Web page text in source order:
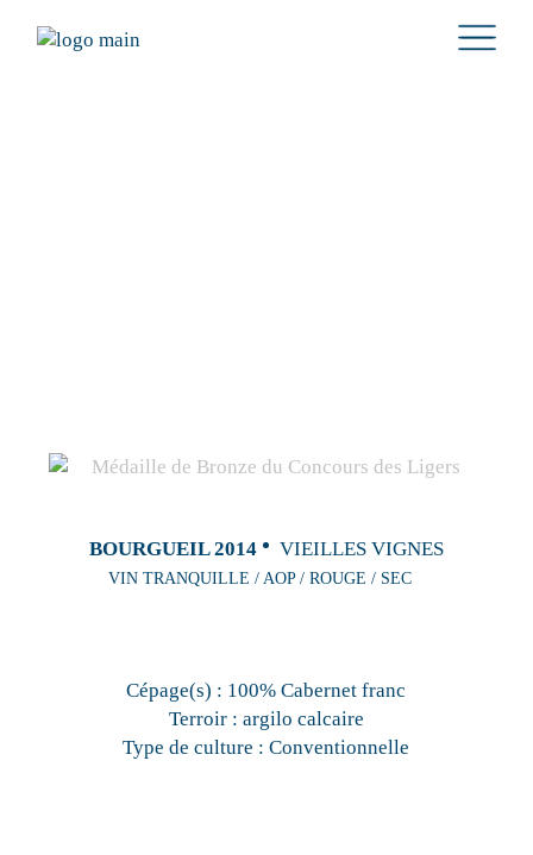
BOURGUEIL 2014 VIEILLES VIGNES
VIN TRANQUILLE / AOP / ROUGE / SEC
Cépage(s) : 100% Cabernet franc
Terroir : argilo calcaire
Type de culture : Conventionnelle